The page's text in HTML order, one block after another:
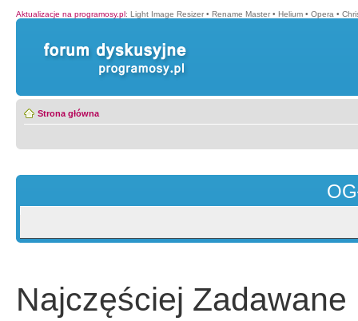
Aktualizacje na programosy.pl: Light Image Resizer • Rename Master • Helium • Opera •
Strona główna
Najczęściej Zadawane